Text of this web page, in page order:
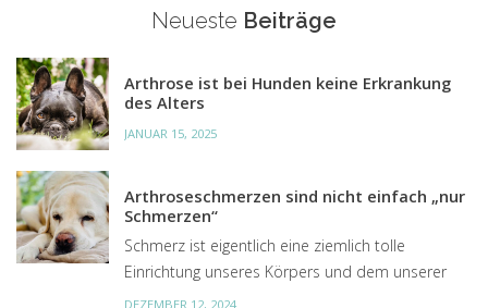
Neueste Beiträge
Arthrose ist bei Hunden keine Erkrankung
des Alters
JANUAR 15, 2025
Arthroseschmerzen sind nicht einfach „nur
Schmerzen“
Schmerz ist eigentlich eine ziemlich tolle
Einrichtung unseres Körpers und dem unserer
Hunde, um uns vor Schaden zu schützen. Doch
DEZEMBER 12, 2024